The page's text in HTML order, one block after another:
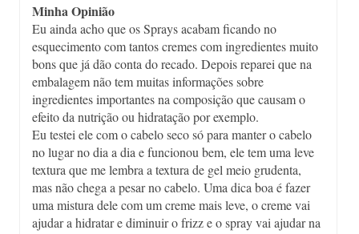
Minha Opinião
Eu ainda acho que os Sprays acabam ficando no
esquecimento com tantos cremes com ingredientes muito
bons que já dão conta do recado. Depois reparei que na
embalagem não tem muitas informações sobre
ingredientes importantes na composição que causam o
efeito da nutrição ou hidratação por exemplo.
Eu testei ele com o cabelo seco só para manter o cabelo
no lugar no dia a dia e funcionou bem, ele tem uma leve
textura que me lembra a textura de gel meio grudenta,
mas não chega a pesar no cabelo. Uma dica boa é fazer
uma mistura dele com um creme mais leve, o creme vai
ajudar a hidratar e diminuir o frizz e o spray vai ajudar na